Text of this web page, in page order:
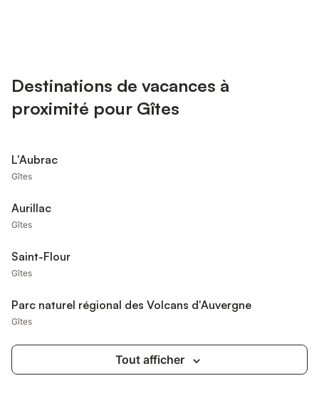
Destinations de vacances à
proximité pour Gîtes
L'Aubrac
Gîtes
Aurillac
Gîtes
Saint-Flour
Gîtes
Parc naturel régional des Volcans d'Auvergne
Gîtes
Tout afficher